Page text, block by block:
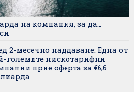
на компания, за да...
2-месечно наддаване: Една от
големите нискотарифни
прие оферта за €6,6